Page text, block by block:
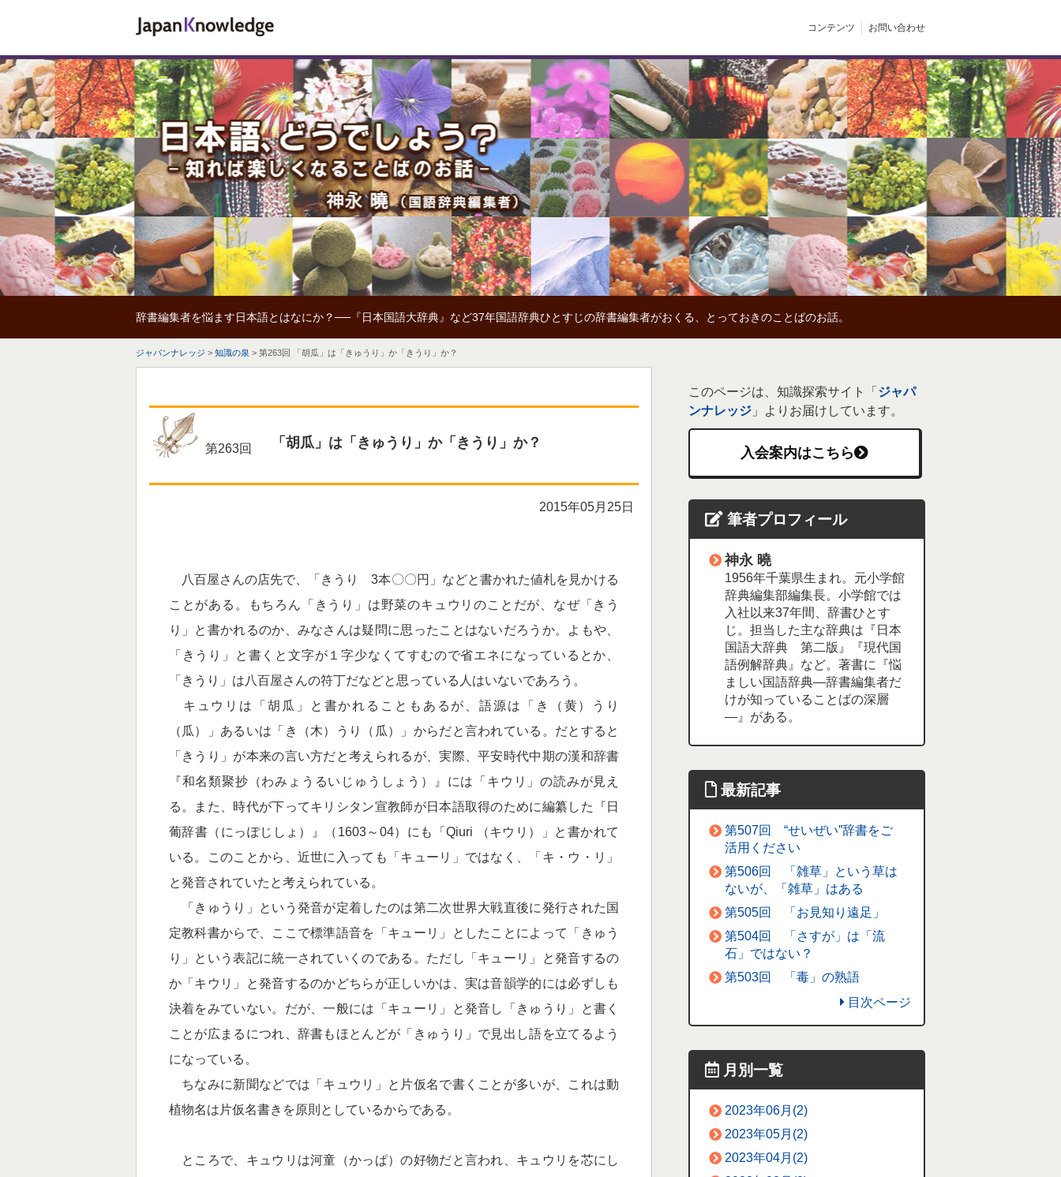
コンテンツ お問い合わせ
辞書編集者を悩ます日本語とはなにか？──『日本国語大辞典』など37年国語辞典ひとすじの辞書編集者がおくる、とっておきのことばのお話。
ジャパンナレッジ > 知識の泉 > 第263回 「胡瓜」は「きゅうり」か「きうり」か？
第263回 「胡瓜」は「きゅうり」か「きうり」か？
2015年05月25日
八百屋さんの店先で、「きうり 3本〇〇円」などと書かれた値札を見かける
ことがある。もちろん「きうり」は野菜のキュウリのことだが、なぜ「きう
り」と書かれるのか、みなさんは疑問に思ったことはないだろうか。よもや、
「きうり」と書くと文字が１字少なくてすむので省エネになっているとか、
「きうり」は八百屋さんの符丁だなどと思っている人はいないであろう。
キュウリは「胡瓜」と書かれることもあるが、語源は「き（黄）うり
（瓜）」あるいは「き（木）うり（瓜）」からだと言われている。だとすると
「きうり」が本来の言い方だと考えられるが、実際、平安時代中期の漢和辞書
『和名類聚抄（わみょうるいじゅうしょう）』には「キウリ」の読みが見え
る。また、時代が下ってキリシタン宣教師が日本語取得のために編纂した『日
葡辞書（にっぽじしょ）』（1603～04）にも「Qiuri （キウリ）」と書かれて
いる。このことから、近世に入っても「キューリ」ではなく、「キ・ウ・リ」
と発音されていたと考えられている。
「きゅうり」という発音が定着したのは第二次世界大戦直後に発行された国
定教科書からで、ここで標準語音を「キューリ」としたことによって「きゅう
り」という表記に統一されていくのである。ただし「キューリ」と発音するの
か「キウリ」と発音するのかどちらが正しいかは、実は音韻学的には必ずしも
決着をみていない。だが、一般には「キューリ」と発音し「きゅうり」と書く
ことが広まるにつれ、辞書もほとんどが「きゅうり」で見出し語を立てるよう
になっている。
ちなみに新聞などでは「キュウリ」と片仮名で書くことが多いが、これは動
植物名は片仮名書きを原則としているからである。
ところで、キュウリは河童（かっぱ）の好物だと言われ、キュウリを芯にし
このページは、知識探索サイト「 ジャパ
ンナレッジ 」よりお届けしています。
入会案内はこちら
筆者プロフィール
神永 曉
1956年千葉県生まれ。元小学館
辞典編集部編集長。小学館では
入社以来37年間、辞書ひとす
じ。担当した主な辞典は『日本
国語大辞典 第二版』『現代国
語例解辞典』など。著書に『悩
ましい国語辞典―辞書編集者だ
けが知っていることばの深層
―』がある。
最新記事
第507回 “せいぜい”辞書をご
活用ください
第506回 「雑草」という草は
ないが、「雑草」はある
第505回 「お見知り遠足」
第504回 「さすが」は「流
石」ではない？
第503回 「毒」の熟語
目次ページ
月別一覧
2023年06月(2)
2023年05月(2)
2023年04月(2)